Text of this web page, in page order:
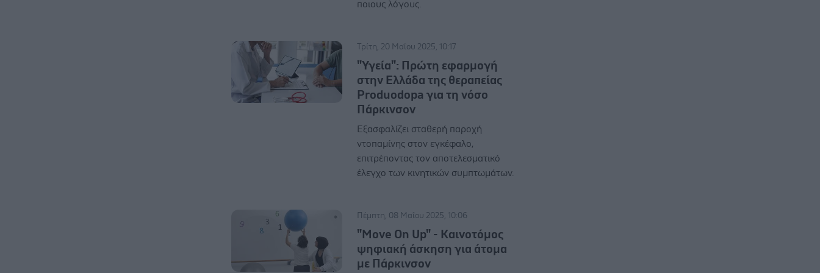
ποιους λόγους.
Τρίτη, 20 Μαΐου 2025, 10:17
"Υγεία": Πρώτη εφαρμογή
στην Ελλάδα της θεραπείας
Produodopa για τη νόσο
Πάρκινσον
Eξασφαλίζει σταθερή παροχή
ντοπαμίνης στον εγκέφαλο,
επιτρέποντας τον αποτελεσματικό
έλεγχο των κινητικών συμπτωμάτων.
Πέμπτη, 08 Μαΐου 2025, 10:06
"Move On Up" - Καινοτόμος
ψηφιακή άσκηση για άτομα
με Πάρκινσον